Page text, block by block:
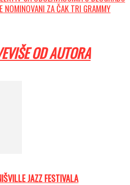
NOMINOVANI ZA ČAK TRI GRAMMY
VIŠE OD AUTORA
JAZZ FESTIVALA